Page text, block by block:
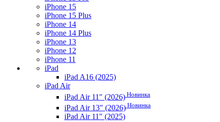
iPhone 15
iPhone 15 Plus
iPhone 14
iPhone 14 Plus
iPhone 13
iPhone 12
iPhone 11
iPad
iPad A16 (2025)
iPad Air
iPad Air 11" (2026) Новинка
iPad Air 13" (2026) Новинка
iPad Air 11" (2025)